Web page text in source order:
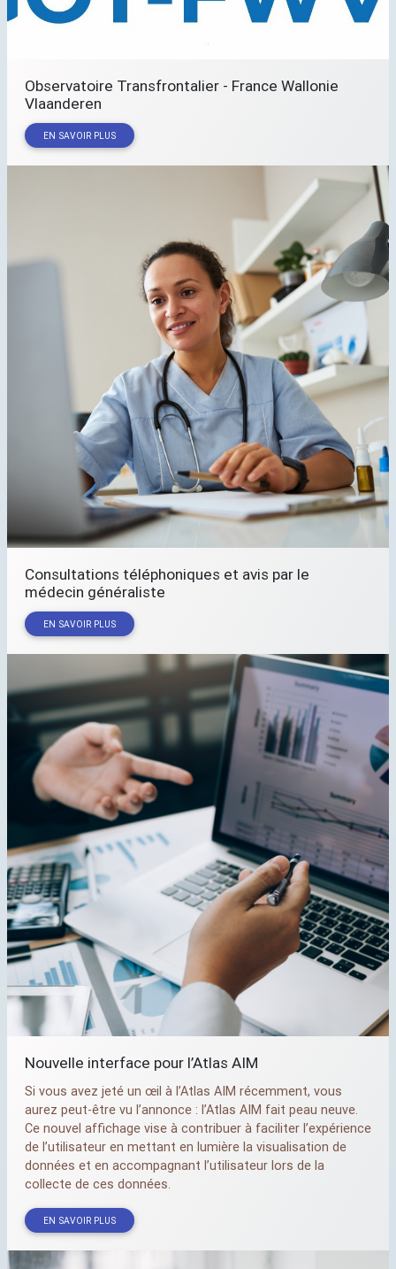
Observatoire Transfrontalier - France Wallonie
Vlaanderen
EN SAVOIR PLUS
Consultations téléphoniques et avis par le
médecin généraliste
EN SAVOIR PLUS
Nouvelle interface pour l’Atlas AIM
Si vous avez jeté un œil à l’Atlas AIM récemment, vous
aurez peut-être vu l’annonce : l’Atlas AIM fait peau neuve.
Ce nouvel affichage vise à contribuer à faciliter l’expérience
de l’utilisateur en mettant en lumière la visualisation de
données et en accompagnant l’utilisateur lors de la
collecte de ces données.
EN SAVOIR PLUS